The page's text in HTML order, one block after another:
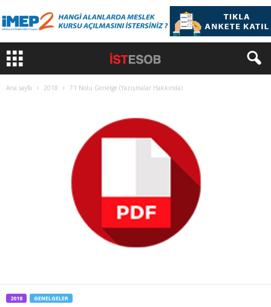
Ana sayfa 2018 71 Nolu Genelge (Yazışmalar Hakkında)
2018 GENELGELER